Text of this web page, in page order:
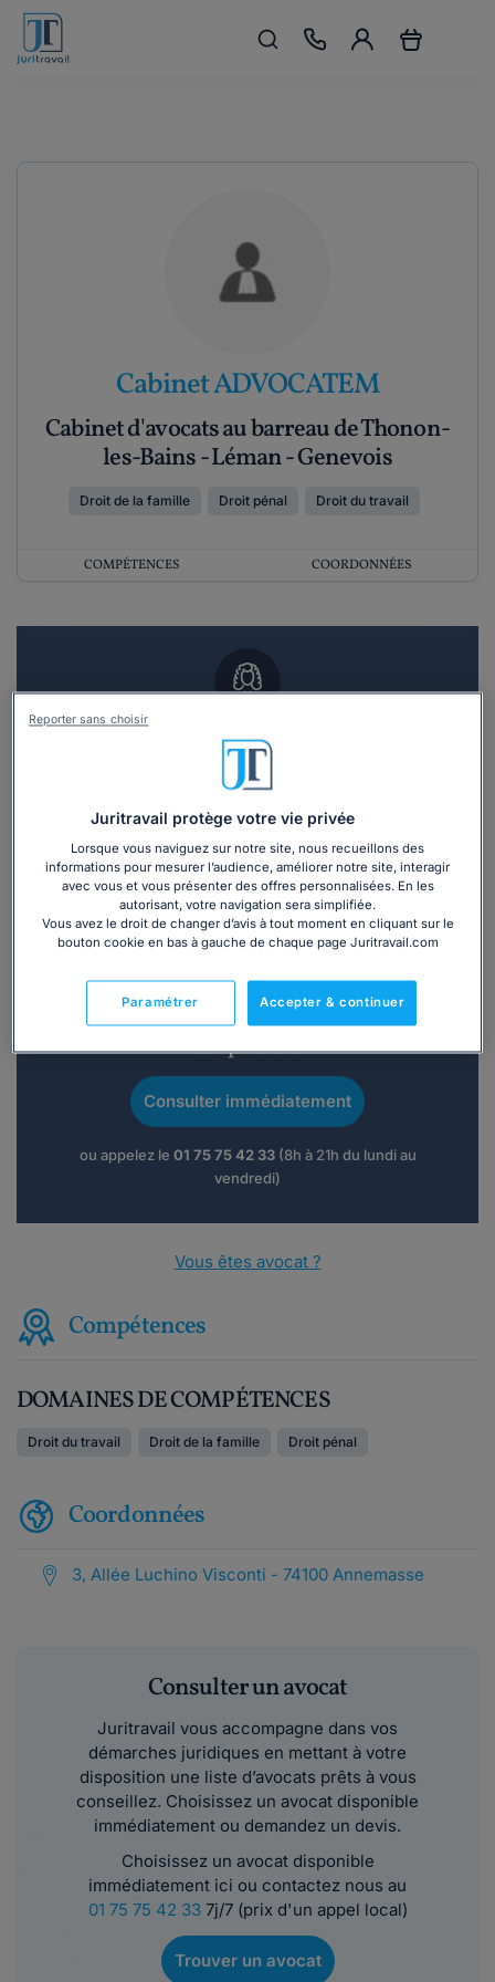
Cabinet ADVOCATEM
Cabinet d'avocats au barreau de Thonon-
les-Bains - Léman - Genevois
Droit de la famille Droit pénal Droit du travail
COMPÉTENCES COORDONNÉES
Vous souhaitez un RDV en cabinet avec un
avocat ?
Recevoir des devis d'avocats
3 devis en 48h
Vous souhaitez une consultation par
téléphone ?
Consulter immédiatement
ou appelez le 01 75 75 42 33(8h à 21h du lundi au
vendredi)
Vous êtes avocat ?
Compétences
DOMAINES DE COMPÉTENCES
Droit du travail Droit de la famille Droit pénal
Coordonnées
3, Allée Luchino Visconti - 74100 Annemasse
Consulter un avocat
Juritravail vous accompagne dans vos
démarches juridiques en mettant à votre
disposition une liste d’avocats prêts à vous
conseillez. Choisissez un avocat disponible
immédiatement ou demandez un devis.
Choisissez un avocat disponible
immédiatement ici ou contactez nous au
01 75 75 42 337j/7 (prix d'un appel local)
Trouver un avocat
Juritravail protège votre vie privée
Lorsque vous naviguez sur notre site, nous recueillons des
informations pour mesurer l’audience, améliorer notre site, interagir
avec vous et vous présenter des offres personnalisées. En les
autorisant, votre navigation sera simplifiée.
Vous avez le droit de changer d’avis à tout moment en cliquant sur le
bouton cookie en bas à gauche de chaque page Juritravail.com
Accepter & continuer
Paramétrer
Reporter sans choisir